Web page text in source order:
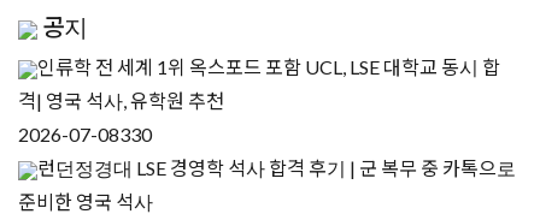
공지
인류학 전 세계 1위 옥스포드 포함 UCL, LSE 대학교 동시 합
격| 영국 석사, 유학원 추천
2026-07-08330
런던정경대 LSE 경영학 석사 합격 후기 | 군 복무 중 카톡으로
준비한 영국 석사